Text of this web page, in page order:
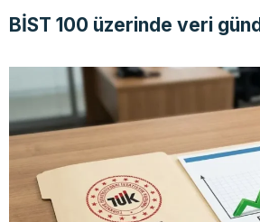
BİST 100 üzerinde veri